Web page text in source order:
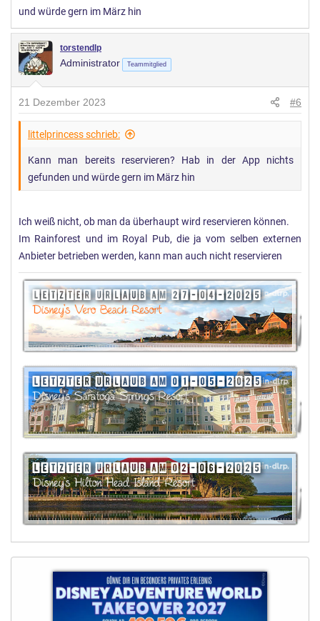
n
:
und würde gern im März hin
torstendlp
Administrator Teammitglied
21 Dezember 2023 #6
littelprincess schrieb:
Kann man bereits reservieren? Hab in der App nichts
gefunden und würde gern im März hin
Ich weiß nicht, ob man da überhaupt wird reservieren können.
Im Rainforest und im Royal Pub, die ja vom selben externen
Anbieter betrieben werden, kann man auch nicht reservieren